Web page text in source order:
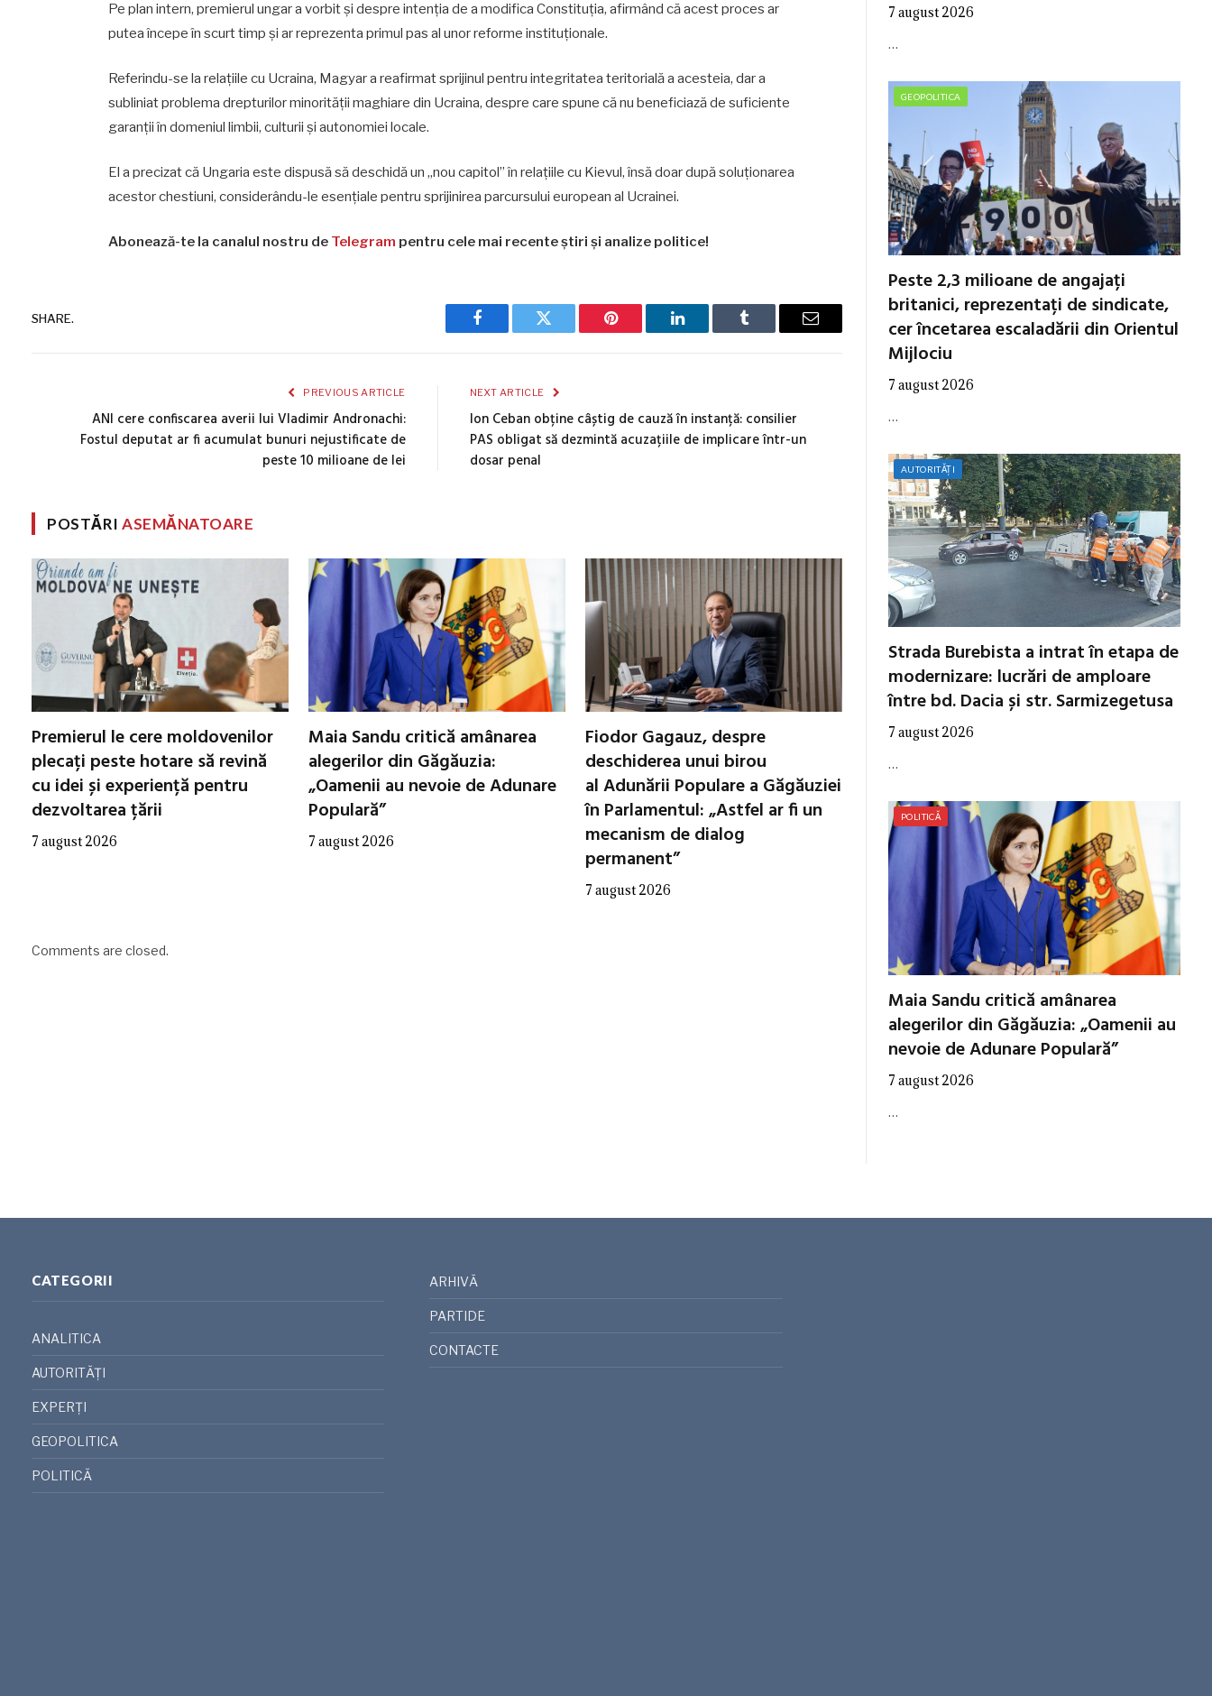
Pe plan intern, premierul ungar a vorbit și despre intenția de a modifica Constituția, afirmând că acest proces ar
putea începe în scurt timp și ar reprezenta primul pas al unor reforme instituționale.
Referindu-se la relațiile cu Ucraina, Magyar a reafirmat sprijinul pentru integritatea teritorială a acesteia, dar a
subliniat problema drepturilor minorității maghiare din Ucraina, despre care spune că nu beneficiază de suficiente
garanții în domeniul limbii, culturii și autonomiei locale.
El a precizat că Ungaria este dispusă să deschidă un „nou capitol” în relațiile cu Kievul, însă doar după soluționarea
acestor chestiuni, considerându-le esențiale pentru sprijinirea parcursului european al Ucrainei.
Abonează-te la canalul nostru de Telegram pentru cele mai recente știri și analize politice!
SHARE.
Facebook Twitter Pinterest LinkedIn Tumblr Email
PREVIOUS ARTICLE
ANI cere confiscarea averii lui Vladimir Andronachi:
Fostul deputat ar fi acumulat bunuri nejustificate de
peste 10 milioane de lei
NEXT ARTICLE
Ion Ceban obține câștig de cauză în instanță: consilier
PAS obligat să dezmintă acuzațiile de implicare într-un
dosar penal
POSTĂRIASEMĂNATOARE
Premierul le cere moldovenilor
plecați peste hotare să revină
cu idei și experiență pentru
dezvoltarea țării
7 august 2026
Maia Sandu critică amânarea
alegerilor din Găgăuzia:
„Oamenii au nevoie de Adunare
Populară”
7 august 2026
Fiodor Gagauz, despre
deschiderea unui birou
al Adunării Populare a Găgăuziei
în Parlamentul: „Astfel ar fi un
mecanism de dialog
permanent”
7 august 2026
Comments are closed.
7 august 2026
…
GEOPOLITICA
Peste 2,3 milioane de angajați
britanici, reprezentați de sindicate,
cer încetarea escaladării din Orientul
Mijlociu
7 august 2026
…
AUTORITĂȚI
Strada Burebista a intrat în etapa de
modernizare: lucrări de amploare
între bd. Dacia și str. Sarmizegetusa
7 august 2026
…
POLITICĂ
Maia Sandu critică amânarea
alegerilor din Găgăuzia: „Oamenii au
nevoie de Adunare Populară”
7 august 2026
…
CATEGORII
ANALITICA
AUTORITĂȚI
EXPERȚI
GEOPOLITICA
POLITICĂ
ARHIVĂ
PARTIDE
CONTACTE